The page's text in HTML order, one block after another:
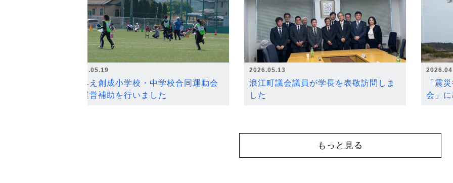
2026.05.19
なみえ創成小学校・中学校合同運動会
の運営補助を行いました
2026.05.13
浪江町議会議員が学長を表敬訪問しま
した
「震
会」
もっと見る